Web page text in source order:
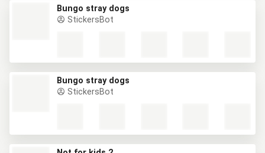
Bungo stray dogs
StickersBot
Bungo stray dogs
StickersBot